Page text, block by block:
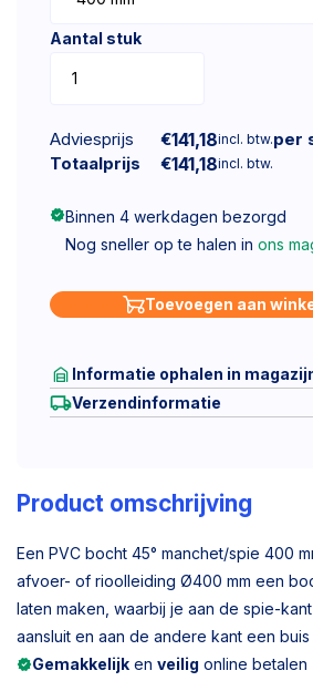
Aantal stuk
Adviesprijs €141,18incl. btw.per
Totaalprijs
€141,18incl. btw.
Binnen 4 werkdagen bezorgd
Nog sneller op te halen in ons
Toevoegen aan
Informatie ophalen in
Verzendinformatie
Product omschrijving
Een PVC bocht 45° manchet/spie 400
afvoer- of rioolleiding Ø400 mm een
laten maken, waarbij je aan de spie-
aansluit en aan de andere kant een buis
Gemakkelijk en veilig online betalen